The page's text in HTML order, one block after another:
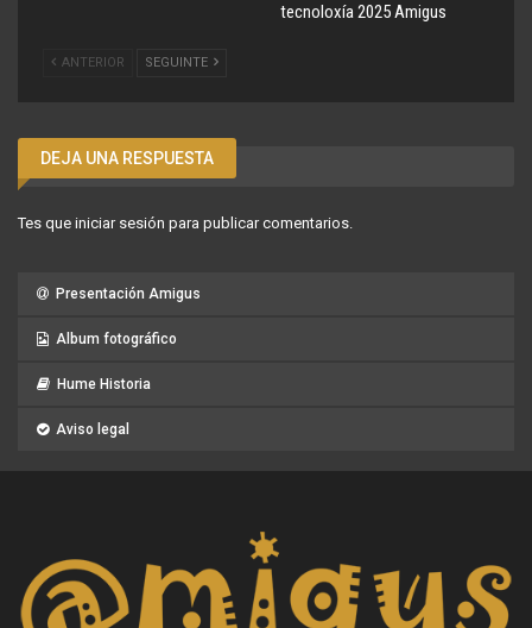
tecnoloxía 2025 Amigus
ANTERIOR SEGUINTE
DEJA UNA RESPUESTA
Tes que iniciar sesión para publicar comentarios.
Presentación Amigus
Album fotográfico
Hume Historia
Aviso legal